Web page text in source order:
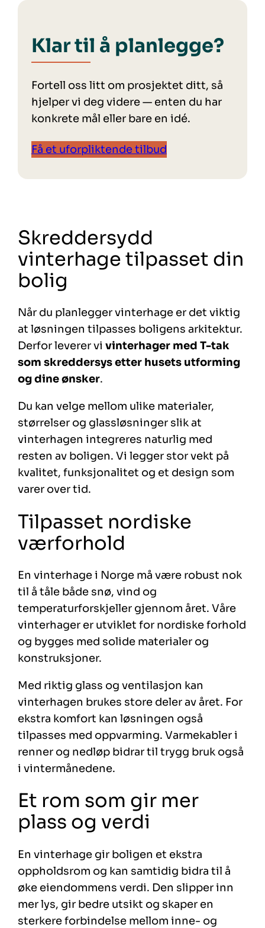
Klar til å planlegge?
Fortell oss litt om prosjektet ditt, så
hjelper vi deg videre — enten du har
konkrete mål eller bare en idé.
Få et uforpliktende tilbud
Skreddersydd
vinterhage tilpasset din
bolig
Når du planlegger vinterhage er det viktig
at løsningen tilpasses boligens arkitektur.
Derfor leverer vivinterhager med T-tak
som skreddersys etter husets utforming
og dine ønsker.
Du kan velge mellom ulike materialer,
størrelser og glassløsninger slik at
vinterhagen integreres naturlig med
resten av boligen. Vi legger stor vekt på
kvalitet, funksjonalitet og et design som
varer over tid.
Tilpasset nordiske
værforhold
En vinterhage i Norge må være robust nok
til å tåle både snø, vind og
temperaturforskjeller gjennom året. Våre
vinterhager er utviklet for nordiske forhold
og bygges med solide materialer og
konstruksjoner.
Med riktig glass og ventilasjon kan
vinterhagen brukes store deler av året. For
ekstra komfort kan løsningen også
tilpasses med oppvarming. Varmekabler i
renner og nedløp bidrar til trygg bruk også
i vintermånedene.
Et rom som gir mer
plass og verdi
En vinterhage gir boligen et ekstra
oppholdsrom og kan samtidig bidra til å
øke eiendommens verdi. Den slipper inn
mer lys, gir bedre utsikt og skaper en
sterkere forbindelse mellom inne- og